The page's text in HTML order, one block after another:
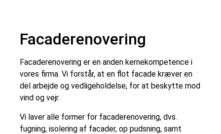
Facaderenovering
Facaderenovering er en anden kernekompetence i
vores firma. Vi forstår, at en flot facade kræver en
del arbejde og vedligeholdelse, for at beskytte mod
vind og vejr.
Vi laver alle former for facaderenovering, dvs.
fugning, isolering af facader, op pudsning, samt